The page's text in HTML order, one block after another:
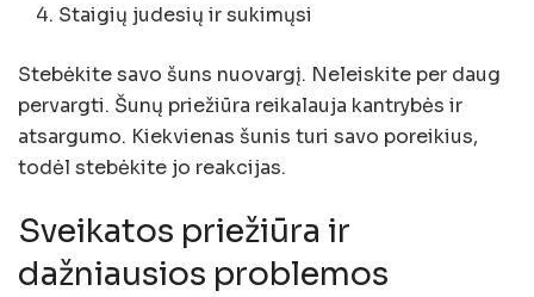
Staigių judesių ir sukimųsi
Stebėkite savo šuns nuovargį. Neleiskite per daug
pervargti. Šunų priežiūra reikalauja kantrybės ir
atsargumo. Kiekvienas šunis turi savo poreikius,
todėl stebėkite jo reakcijas.
Sveikatos priežiūra ir
dažniausios problemos